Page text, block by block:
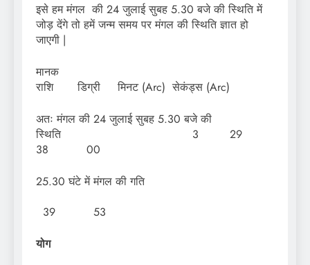
इसे हम मंगल की 24 जुलाई सुबह 5.30 बजे की स्थिति में
जोड़ देंगे तो हमें जन्म समय पर मंगल की स्थिति ज्ञात हो
जाएगी |
राशि डिग्री मिनट (Arc) सेकंड्स (Arc)
अतः मंगल की 24 जुलाई सुबह 5.30 बजे की
स्थिति 3 29
38 00
25.30 घंटे में मंगल की गति
39 53
योग